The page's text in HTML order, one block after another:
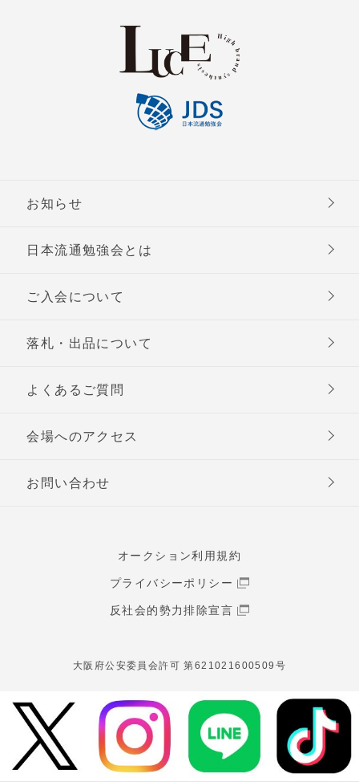
お知らせ
日本流通勉強会とは
ご入会について
落札・出品について
よくあるご質問
会場へのアクセス
お問い合わせ
オークション利用規約
プライバシーポリシー
反社会的勢力排除宣言
大阪府公安委員会許可 第621021600509号